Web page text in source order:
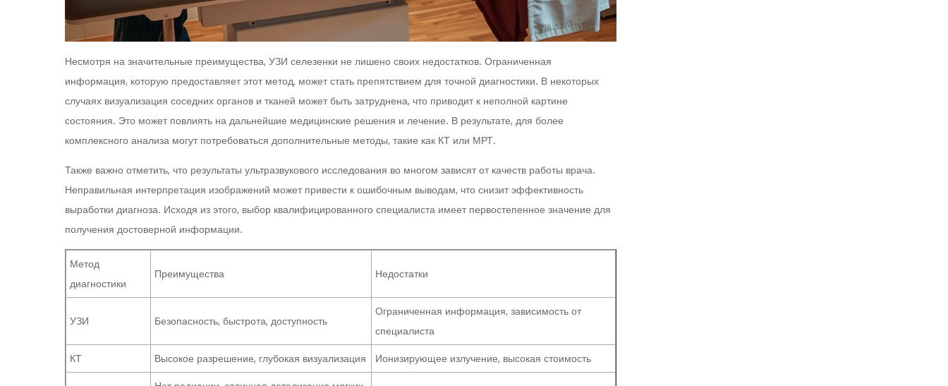
Несмотря на значительные преимущества, УЗИ селезенки не лишено своих недостатков. Ограниченная
информация, которую предоставляет этот метод, может стать препятствием для точной диагностики. В некоторых
случаях визуализация соседних органов и тканей может быть затруднена, что приводит к неполной картине
состояния. Это может повлиять на дальнейшие медицинские решения и лечение. В результате, для более
комплексного анализа могут потребоваться дополнительные методы, такие как КТ или МРТ.
Также важно отметить, что результаты ультразвукового исследования во многом зависят от качеств работы врача.
Неправильная интерпретация изображений может привести к ошибочным выводам, что снизит эффективность
выработки диагноза. Исходя из этого, выбор квалифицированного специалиста имеет первостепенное значение для
получения достоверной информации.
Метод
диагностики
Преимущества Недостатки
УЗИ Безопасность, быстрота, доступность
Ограниченная информация, зависимость от
специалиста
КТ Высокое разрешение, глубокая визуализация Ионизирующее излучение, высокая стоимость